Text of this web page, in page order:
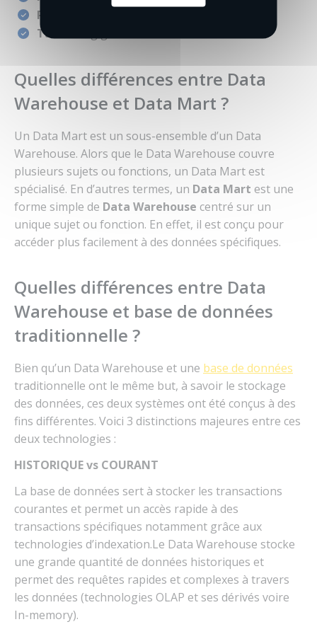
Perception
Taille
Quelles différences entre Data
Warehouse et Data Mart ?
Un Data Mart est un sous-ensemble d’un Data
Warehouse. Alors que le Data Warehouse couvre
plusieurs sujets ou fonctions, un Data Mart est
spécialisé. En d’autres termes, un Data Mart est une
forme simple de Data Warehouse centré sur un
unique sujet ou fonction. En effet, il est conçu pour
accéder plus facilement à des données spécifiques.
Quelles différences entre Data
Warehouse et base de données
traditionnelle ?
Bien qu’un Data Warehouse et une base de données
traditionnelle ont le même but, à savoir le stockage
des données, ces deux systèmes ont été conçus à des
fins différentes. Voici 3 distinctions majeures entre ces
deux technologies :
HISTORIQUE vs COURANT
La base de données sert à stocker les transactions
courantes et permet un accès rapide à des
transactions spécifiques notamment grâce aux
technologies d’indexation.Le Data Warehouse stocke
une grande quantité de données historiques et
permet des requêtes rapides et complexes à travers
les données (technologies OLAP et ses dérivés voire
In-memory).